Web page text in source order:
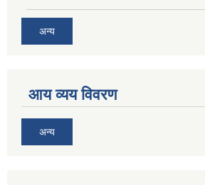
अन्य
आय व्यय विवरण
अन्य